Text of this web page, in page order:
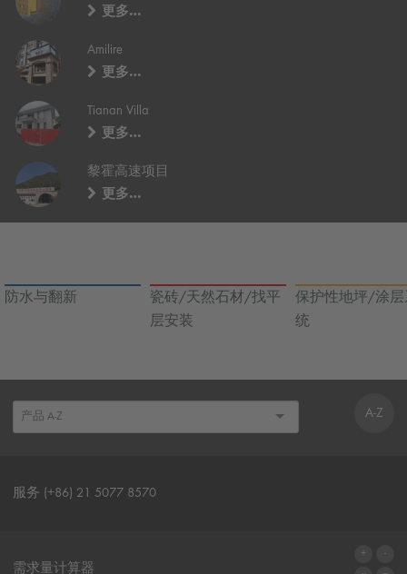
更多…
Amilire
更多…
Tianan Villa
更多…
黎霍高速项目
更多…
防水与翻新
瓷砖/天然石材/找平
层安装
保护性地坪/涂层
统
A-Z
服务 (+86) 21 5077 8570
需求量计算器